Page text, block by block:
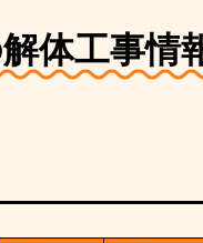
体工事情